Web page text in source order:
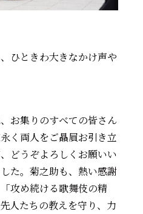
ひときわ大きなかけ声や
お集りのすべての皆さん
く両人をご贔屓お引き立
どうぞよろしくお願いい
た。菊之助も、熱い感謝
攻め続ける歌舞伎の精
人たちの教えを守り、力